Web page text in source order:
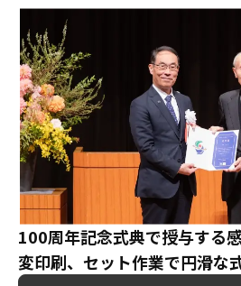
100周年記念式典で授与する
変印刷、セット作業で円滑な